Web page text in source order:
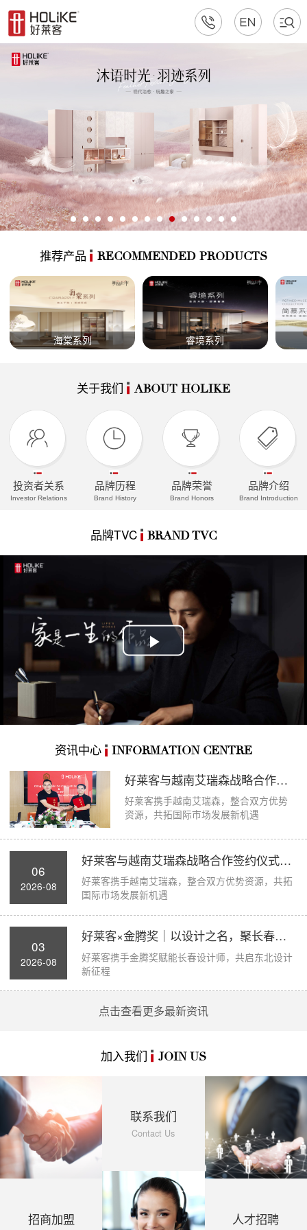
推荐产品 RECOMMENDED PRODUCTS
海棠系列 睿境系列
关于我们 ABOUT HOLIKE
投资者关系
Investor Relations
品牌历程
Brand History
品牌荣誉
Brand Honors
品牌介绍
Brand Introduction
品牌TVC BRAND TVC
Play
资讯中心 INFORMATION CENTRE
好莱客与越南艾瑞森战略合作签约仪式圆满举...
好莱客携手越南艾瑞森，整合双方优势
资源，共拓国际市场发展新机遇
06
2026-08
好莱客与越南艾瑞森战略合作签约仪式圆满举...
好莱客携手越南艾瑞森，整合双方优势资源，共拓
国际市场发展新机遇
03
2026-08
好莱客×金腾奖｜以设计之名，聚长春力量，...
好莱客携手金腾奖赋能长春设计师，共启东北设计
新征程
点击查看更多最新资讯
加入我们 JOIN US
招商加盟
联系我们
Contact Us
人才招聘